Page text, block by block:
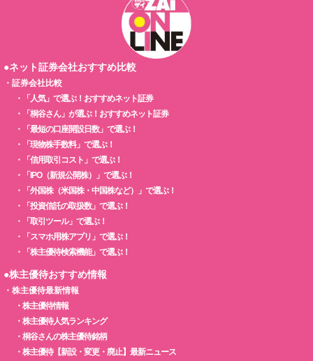
●ネット証券会社おすすめ比較
・ 証券会社比較
・
「人気」で選ぶ！おすすめネット証券
・
「桐谷さん」が選ぶ！おすすめネット証券
・
「最短の口座開設日数」で選ぶ！
・
「現物株手数料」で選ぶ！
・
「信用取引コスト」で選ぶ！
・
「IPO（新規公開株）」で選ぶ！
・
「外国株（米国株・中国株など）」で選ぶ！
・
「投資信託の取扱数」で選ぶ！
・
「取引ツール」で選ぶ！
・
「スマホ用株アプリ」で選ぶ！
・
「株主優待検索機能」で選ぶ！
●株主優待おすすめ情報
・ 株主優待最新情報
・ 株主優待情報
・ 株主優待人気ランキング
・ 桐谷さんの株主優待銘柄
・ 株主優待【新設・変更・廃止】最新ニュース